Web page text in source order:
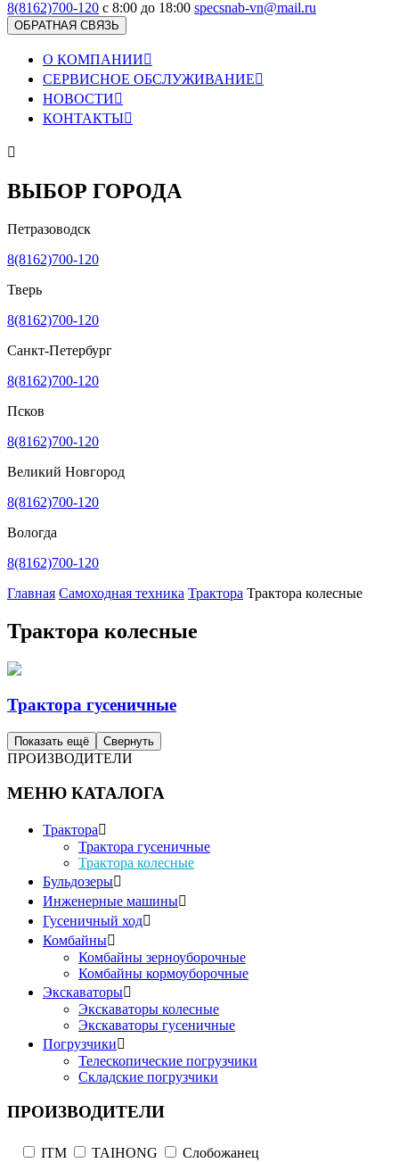
8(8162)700-120 с 8:00 до 18:00 specsnab-vn@mail.ru
ОБРАТНАЯ СВЯЗЬ
О КОМПАНИИ
СЕРВИСНОЕ ОБСЛУЖИВАНИЕ
НОВОСТИ
КОНТАКТЫ

ВЫБОР ГОРОДА
Петразоводск
8(8162)700-120
Тверь
8(8162)700-120
Санкт-Петербург
8(8162)700-120
Псков
8(8162)700-120
Великий Новгород
8(8162)700-120
Вологда
8(8162)700-120
Главная Самоходная техника Трактора Трактора колесные
Трактора колесные
Трактора гусеничные
Показать ещё Свернуть
ПРОИЗВОДИТЕЛИ
МЕНЮ КАТАЛОГА
Трактора
Трактора гусеничные
Трактора колесные
Бульдозеры
Инженерные машины
Гусеничный ход
Комбайны
Комбайны зерноуборочные
Комбайны кормоуборочные
Экскаваторы
Экскаваторы колесные
Экскаваторы гусеничные
Погрузчики
Телескопические погрузчики
Складские погрузчики
ПРОИЗВОДИТЕЛИ
ITM TAIHONG Слобожанец